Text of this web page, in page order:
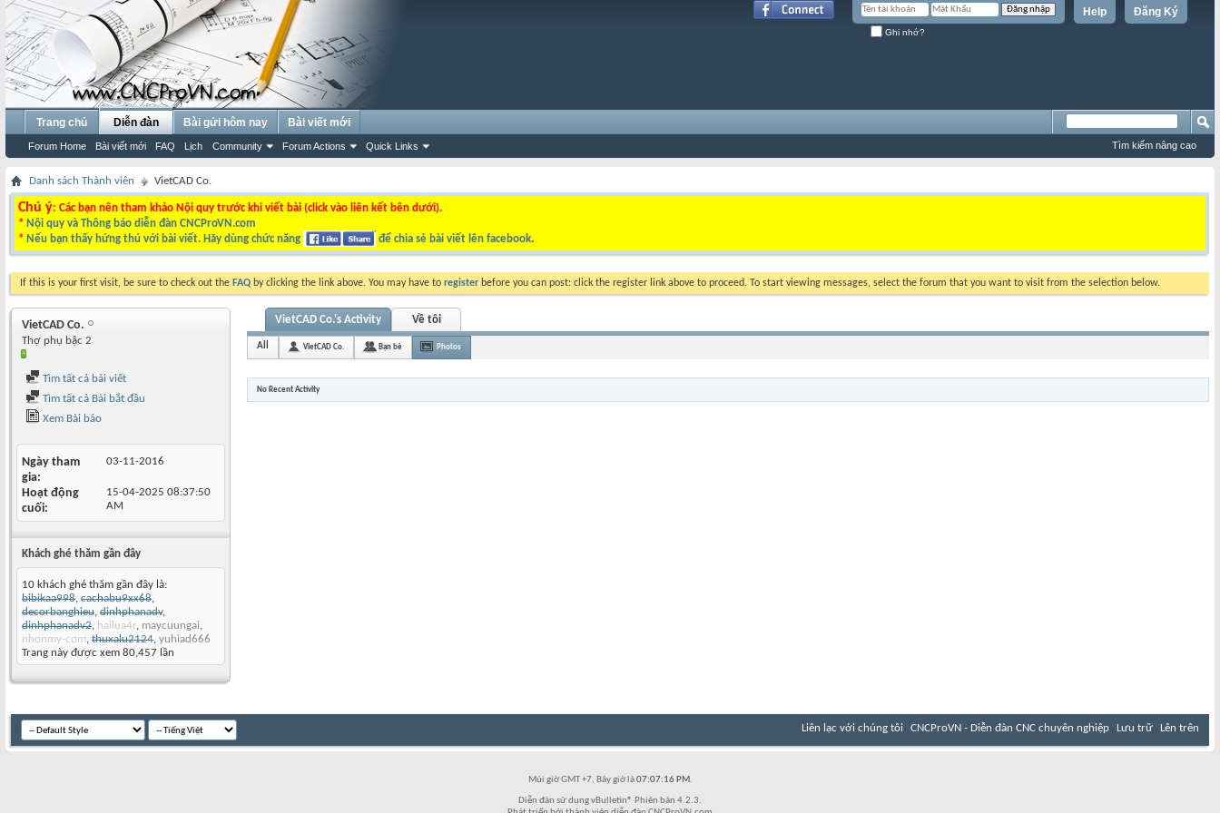
Đăng Ký
Help
Ghi nhớ?
Trang chủ Diễn đàn
Forum Home Bài viết mới FAQ Lịch Community Forum Actions Quick Links
Bài gửi hôm nay Bài viết mới
Tìm kiếm nâng cao
Danh sách Thành viên VietCAD Co.
Chú ý: Các bạn nên tham khảo Nội quy trước khi viết bài (click vào liên kết bên dưới).
* Nội quy và Thông báo diễn đàn CNCProVN.com
* Nếu bạn thấy hứng thú với bài viết. Hãy dùng chức năng để chia sẻ bài viết lên facebook.
If this is your first visit, be sure to check out the FAQ by clicking the link above. You may have to register before you can post: click the register link above to proceed. To start viewing messages, select the forum that you want to visit from the selection below.
VietCAD Co.
Thợ phụ bậc 2
Tìm tất cả bài viết
Tìm tất cả Bài bắt đầu
Xem Bài báo
Ngày tham
gia
03-11-2016
Hoạt động
cuối
15-04-2025 08:37:50
AM
Khách ghé thăm gần đây
10 khách ghé thăm gần đây là:
bibikaa998, cachabu9xx68,
decorbanghieu, dinhphanadv,
dinhphanadv2, hailua4r, maycuungai,
nhonmy-com, thuxalu2124, yuhiad666
Trang này được xem 80,457 lần
VietCAD Co.'s Activity Về tôi
All VietCAD Co. Bạn bè Photos
No Recent Activity
Liên lạc với chúng tôi CNCProVN - Diễn đàn CNC chuyên nghiệp Lưu trữ Lên trên
Múi giờ GMT +7. Bây giờ là07:07:16 PM.
Diễn đàn sử dụng vBulletin® Phiên bản 4.2.3.